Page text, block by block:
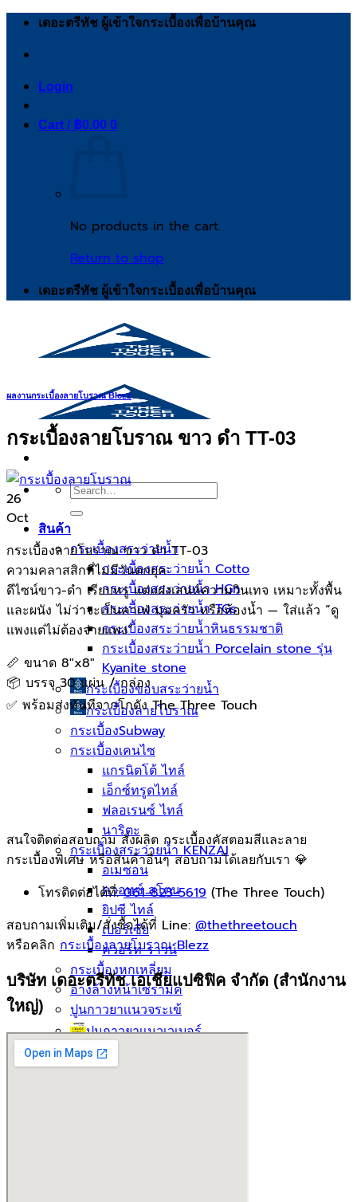
Skip
content
เดอะตรีทัช ผู้เข้าใจกระเบื้องเพื่อบ้านคุณ
Login
Cart / ฿0.00 0
No products in the cart.
Return to shop
เดอะตรีทัช ผู้เข้าใจกระเบื้องเพื่อบ้านคุณ
Search
for:
สินค้า
กระเบื้องสระว่ายนํ้า
กระเบื้องสระว่ายน้ำ Cotto
กระเบื้องสระว่ายน้ำ HGn
กระเบื้องสระว่ายน้ำ TGs
กระเบื้องสระว่ายน้ำหินธรรมชาติ
กระเบื้องสระว่ายนํ้า Porcelain stone รุ่น
Kyanite stone
กระเบื้องขอบสระว่ายน้ำ
กระเบื้องลายโบราณ
กระเบื้องSubway
กระเบื้องเคนไซ
แกรนิตโต้ ไทล์
เอ็กซ์ทรูดไทล์
ฟลอเรนซ์ ไทล์
นาริตะ
กระเบื้องสระว่ายน้ำ KENZAI
อเมซอน
ควอทซ์ สโตน
ยิปซี ไทล์
เปอร์เซีย
ควอร์ท ราวน์
กระเบื้องหกเหลี่ยม
อ่างล้างหน้าเซรามิค
ปูนกาวยาเเนวจระเข้
ปูนกาวยาเเนวเวเบอร์
ผลงานกระเบื้อง
กระเบื้องเลียนแบบหินธรรมชาติ
ผลงานกระเบื้องลายโบราณ Blezz
กระเบื้องลายโบราณ ขาว ดำ TT-03
26
Oct
กระเบื้องลายโบราณ ขาว ดำ TT-03
ความคลาสสิกที่ไม่มีวันตกยุค
ดีไซน์ขาว-ดำ เรียบหรู แต่แฝงเสน่ห์ความวินเทจ เหมาะทั้งพื้น
และผนัง ไม่ว่าจะเป็นคาเฟ่ มุมครัว หรือห้องน้ำ — ใส่แล้ว “ดู
แพงแต่ไม่ต้องจ่ายแพง”
📏 ขนาด 8″x8″
📦 บรรจุ 30 แผ่น / กล่อง
✅ พร้อมส่งทันทีจากโกดัง The Three Touch
สนใจติดต่อสอบถาม สั่งผลิต กระเบื้องคัสตอมสีและลาย
กระเบื้องพิเศษ หรือสินค้าอื่นๆ สอบถามได้เลยกับเรา 💎
โทรติดต่อได้ที่:061-823-5619 (The Three Touch)
สอบถามเพิ่มเติม/สั่งซื้อได้ที่ Line: @thethreetouch
หรือคลิก กระเบื้องลายโบราณ Blezz
บริษัท เดอะตรีทัช เอเชียแปซิฟิค จำกัด (สำนักงาน
ใหญ่)